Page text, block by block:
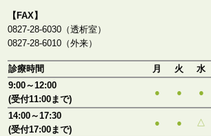
【FAX】
0827-28-6030（透析室）
0827-28-6010（外来）
診療時間 月 火 水
9:00～12:00
(受付11:00まで)
● ● ●
14:00～17:30
(受付17:00まで)
● ● △